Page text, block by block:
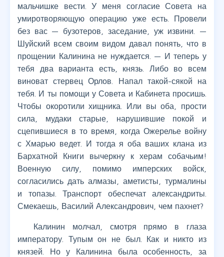
мальчишке вести. У меня согласие Совета на
умиротворяющую операцию уже есть. Провели
без вас — бузотеров, заседание, уж извини. —
Шуйский всем своим видом давал понять, что в
прощении Калинина не нуждается. — И теперь у
тебя два варианта есть, князь. Либо во всем
виноват стервец Орлов. Напал такой-сякой на
тебя. И ты помощи у Совета и Кабинета просишь.
Чтобы окоротили хищника. Или вы оба, прости
сила, мудаки старые, нарушившие покой и
сцепившиеся в то время, когда Ожерелье войну
с Хмарью ведет. И тогда я оба ваших клана из
Бархатной Книги вычеркну к херам собачьим!
Военную силу, помимо имперских войск,
согласились дать алмазы, аметисты, турмалины
и топазы. Транспорт обеспечат александриты.
Смекаешь, Василий Александрович, чем пахнет?
Калинин молчал, смотря прямо в глаза
императору. Тупым он не был. Как и никто из
князей. Но у Калинина была особенность, за